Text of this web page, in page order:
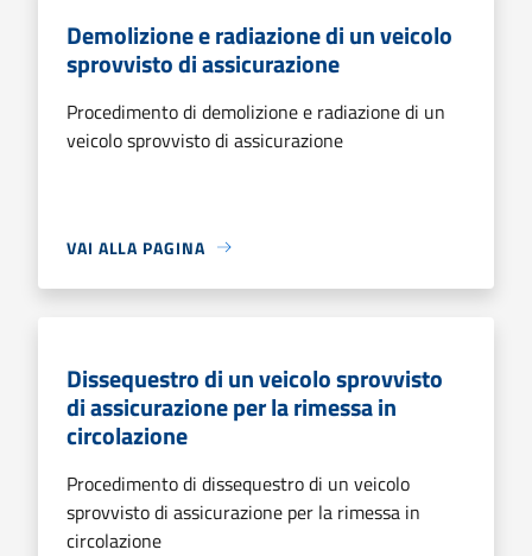
Demolizione e radiazione di un veicolo
sprovvisto di assicurazione
Procedimento di demolizione e radiazione di un
veicolo sprovvisto di assicurazione
VAI ALLA PAGINA
Dissequestro di un veicolo sprovvisto
di assicurazione per la rimessa in
circolazione
Procedimento di dissequestro di un veicolo
sprovvisto di assicurazione per la rimessa in
circolazione